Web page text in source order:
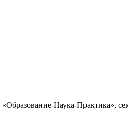
Наука-Практика»,